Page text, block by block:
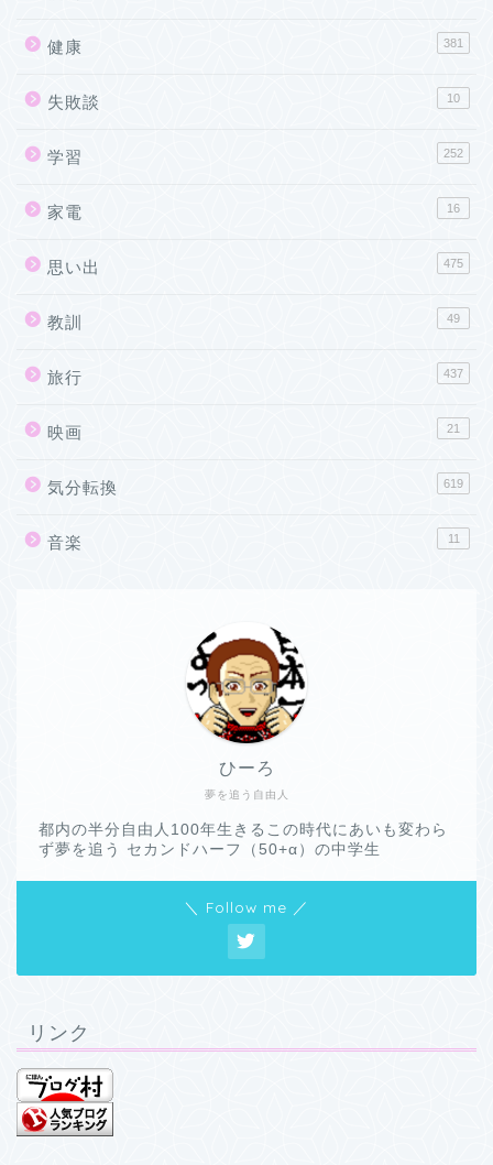
健康 381
失敗談 10
学習 252
家電 16
思い出 475
教訓 49
旅行 437
映画 21
気分転換 619
音楽 11
夢を追う自由人
ひーろ
都内の半分自由人100年生きるこの時代にあいも変わら
ず夢を追う セカンドハーフ（50+α）の中学生
＼ Follow me ／
リンク